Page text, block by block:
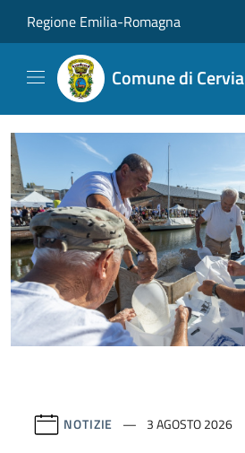
Regione Emilia-Romagna
Comune di Cervia
NOTIZIE 3 AGOSTO 2026